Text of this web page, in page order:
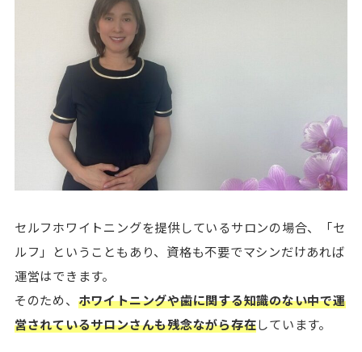
セルフホワイトニングを提供しているサロンの場合、「セ
ルフ」ということもあり、資格も不要でマシンだけあれば
運営はできます。
そのため、 ホワイトニングや歯に関する知識のない中で運
営されているサロンさんも残念ながら存在しています。